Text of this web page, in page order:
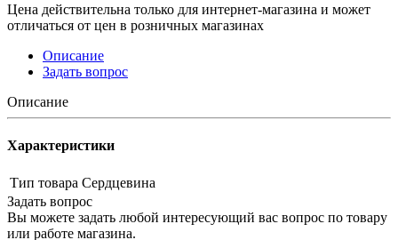
Цена действительна только для интернет-магазина и может
отличаться от цен в розничных магазинах
Описание
Задать вопрос
Описание
Характеристики
Тип товара Сердцевина
Задать вопрос
Вы можете задать любой интересующий вас вопрос по товару
или работе магазина.